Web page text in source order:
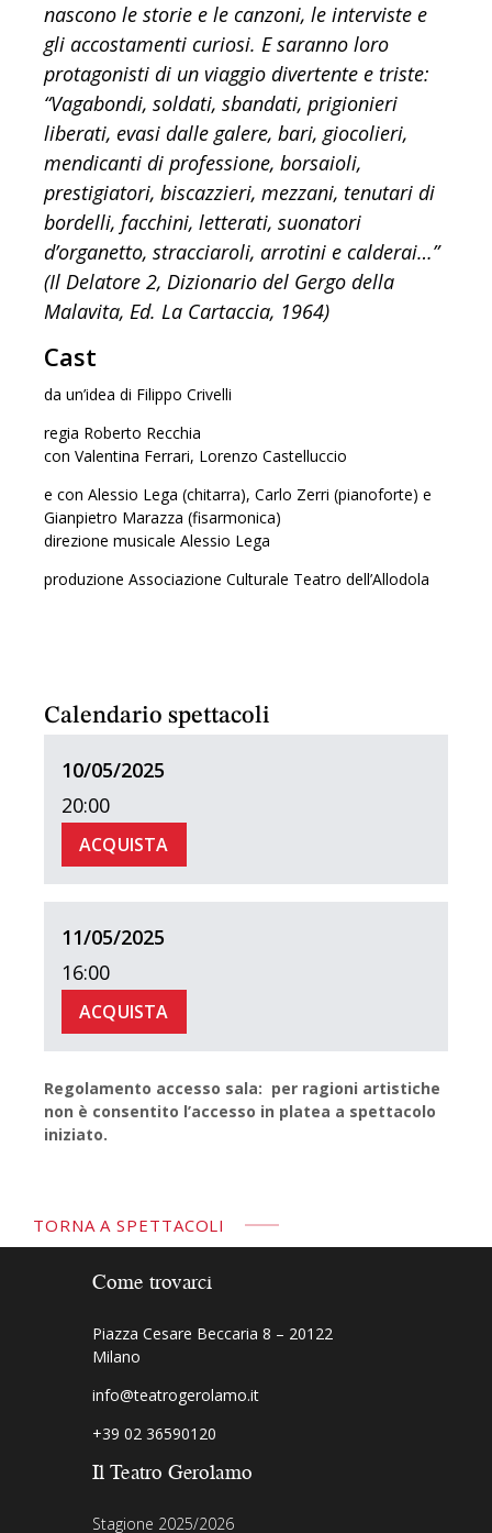
nascono le storie e le canzoni, le interviste e
gli accostamenti curiosi. E saranno loro
protagonisti di un viaggio divertente e triste:
“Vagabondi, soldati, sbandati, prigionieri
liberati, evasi dalle galere, bari, giocolieri,
mendicanti di professione, borsaioli,
prestigiatori, biscazzieri, mezzani, tenutari di
bordelli, facchini, letterati, suonatori
d’organetto, stracciaroli, arrotini e calderai…”
(Il Delatore 2, Dizionario del Gergo della
Malavita, Ed. La Cartaccia, 1964)
Cast
da un’idea di Filippo Crivelli
regia Roberto Recchia
con Valentina Ferrari, Lorenzo Castelluccio
e con Alessio Lega (chitarra), Carlo Zerri (pianoforte) e
Gianpietro Marazza (fisarmonica)
direzione musicale Alessio Lega
produzione Associazione Culturale Teatro dell’Allodola
Calendario spettacoli
10/05/2025
20:00
ACQUISTA
11/05/2025
16:00
ACQUISTA
Regolamento accesso sala: per ragioni artistiche
non è consentito l’accesso in platea a spettacolo
iniziato.
TORNA A SPETTACOLI
Come trovarci
Piazza Cesare Beccaria 8 – 20122
Milano
info@teatrogerolamo.it
+39 02 36590120
Il Teatro Gerolamo
Stagione 2025/2026